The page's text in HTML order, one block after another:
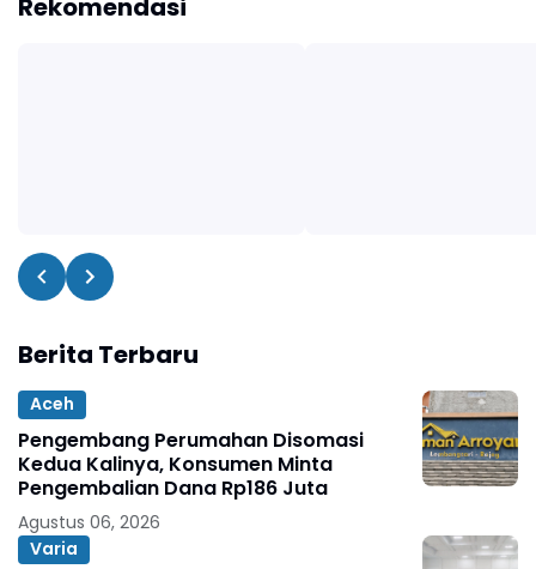
Rekomendasi
Berita Terbaru
Aceh
Pengembang Perumahan Disomasi
Kedua Kalinya, Konsumen Minta
Pengembalian Dana Rp186 Juta
Agustus 06, 2026
Varia